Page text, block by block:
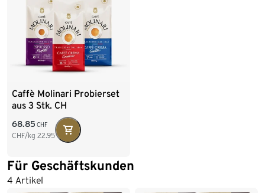
Caffè Molinari Probierset
aus 3 Stk. CH
68.85 CHF
CHF/kg 22.95
Für Geschäftskunden
4 Artikel